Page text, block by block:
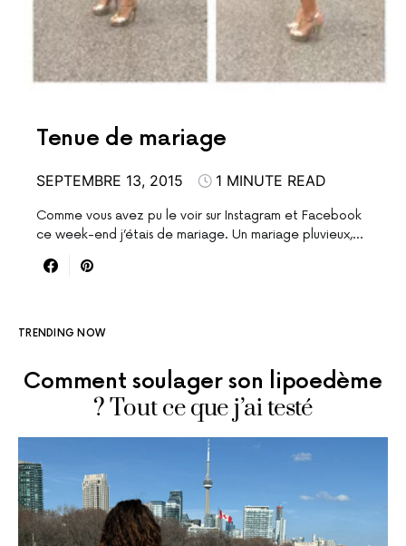
Tenue de mariage
SEPTEMBRE 13, 2015 1 MINUTE READ
Comme vous avez pu le voir sur Instagram et Facebook
ce week-end j’étais de mariage. Un mariage pluvieux,…
TRENDING NOW
Comment soulager son lipoedème
? Tout ce que j’ai testé